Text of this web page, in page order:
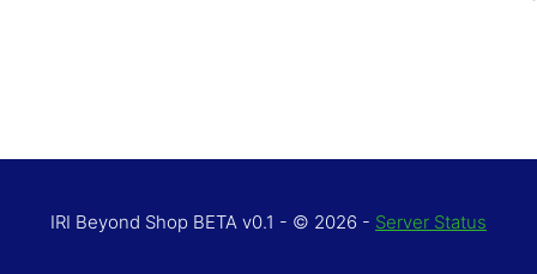
IRI Beyond Shop BETA v0.1 - © 2026 - Server Status